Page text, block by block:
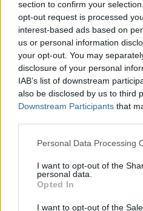
section to confirm your
opt-out request is processed
interest-based ads based on
us or personal information
your opt-out. You may
disclosure of your personal
IAB’s list of downstream
also be disclosed by us to third
Downstream Participants that
Personal Data Processing
I want to opt-out of the
personal data.
Opted In
I want to opt-out of the